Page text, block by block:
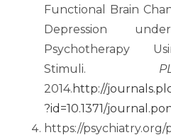
Functional Brain
Depression
Psychotherapy
Stimuli.
2014. http://
?id=10.1371/
https://psychiatry.org/